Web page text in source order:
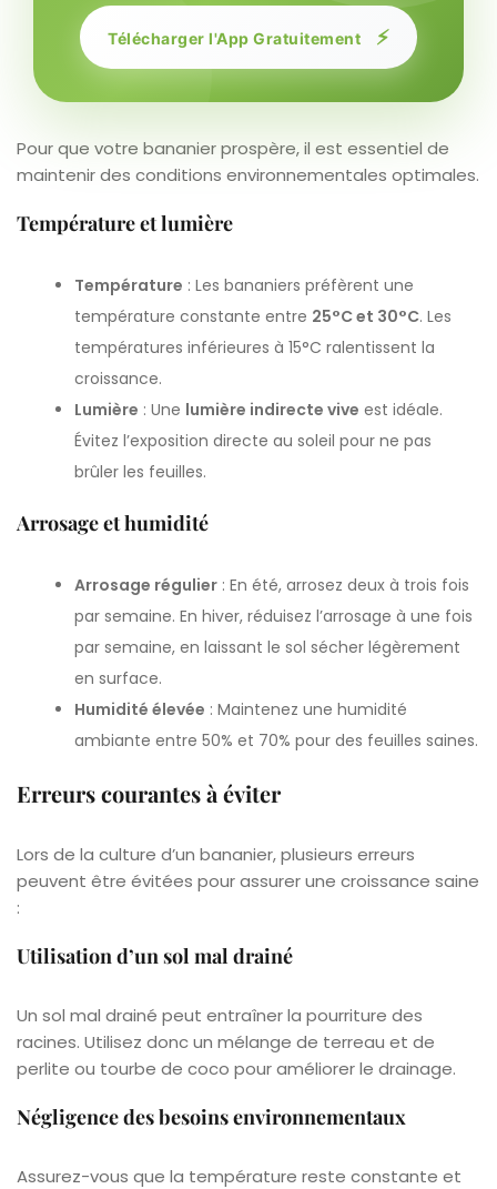
Télécharger l'App Gratuitement ⚡
Pour que votre bananier prospère, il est essentiel de
maintenir des conditions environnementales optimales.
Température et lumière
Température : Les bananiers préfèrent une
température constante entre 25°C et 30°C. Les
températures inférieures à 15°C ralentissent la
croissance.
Lumière : Une lumière indirecte vive est idéale.
Évitez l’exposition directe au soleil pour ne pas
brûler les feuilles.
Arrosage et humidité
Arrosage régulier : En été, arrosez deux à trois fois
par semaine. En hiver, réduisez l’arrosage à une fois
par semaine, en laissant le sol sécher légèrement
en surface.
Humidité élevée : Maintenez une humidité
ambiante entre 50% et 70% pour des feuilles saines.
Erreurs courantes à éviter
Lors de la culture d’un bananier, plusieurs erreurs
peuvent être évitées pour assurer une croissance saine
:
Utilisation d’un sol mal drainé
Un sol mal drainé peut entraîner la pourriture des
racines. Utilisez donc un mélange de terreau et de
perlite ou tourbe de coco pour améliorer le drainage.
Négligence des besoins environnementaux
Assurez-vous que la température reste constante et